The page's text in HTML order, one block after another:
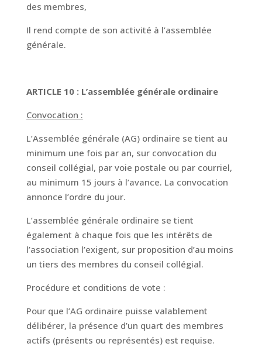
des membres,
Il rend compte de son activité à l’assemblée
générale.
ARTICLE 10 : L’assemblée générale ordinaire
Convocation :
L’Assemblée générale (AG) ordinaire se tient au
minimum une fois par an, sur convocation du
conseil collégial, par voie postale ou par courriel,
au minimum 15 jours à l’avance. La convocation
annonce l’ordre du jour.
L’assemblée générale ordinaire se tient
également à chaque fois que les intérêts de
l’association l’exigent, sur proposition d’au moins
un tiers des membres du conseil collégial.
Procédure et conditions de vote :
Pour que l’AG ordinaire puisse valablement
délibérer, la présence d’un quart des membres
actifs (présents ou représentés) est requise.